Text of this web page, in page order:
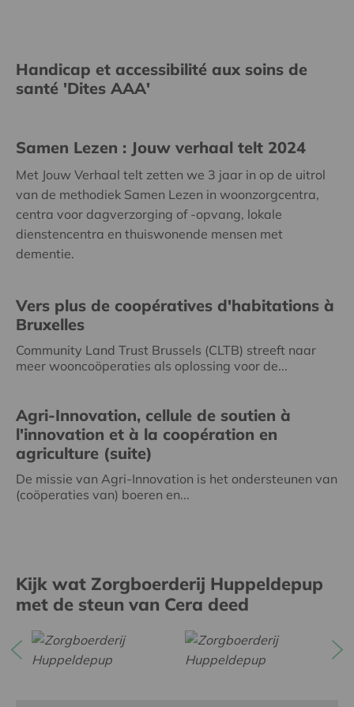
Handicap et accessibilité aux soins de
santé 'Dites AAA'
Samen Lezen : Jouw verhaal telt 2024
Met Jouw Verhaal telt zetten we 3 jaar in op de uitrol
van de methodiek Samen Lezen in woonzorgcentra,
centra voor dagverzorging of -opvang, lokale
dienstencentra en thuiswonende mensen met
dementie.
Vers plus de coopératives d'habitations à
Bruxelles
Community Land Trust Brussels (CLTB) streeft naar
meer wooncoöperaties als oplossing voor de...
Agri-Innovation, cellule de soutien à
l'innovation et à la coopération en
agriculture (suite)
De missie van Agri-Innovation is het ondersteunen van
(coöperaties van) boeren en...
Kijk wat Zorgboerderij Huppeldepup
met de steun van Cera deed